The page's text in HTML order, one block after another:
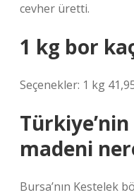
cevher üretti.
1 kg bor
Seçenekler: 1 kg
madeni
Bursa’nın Kestelek